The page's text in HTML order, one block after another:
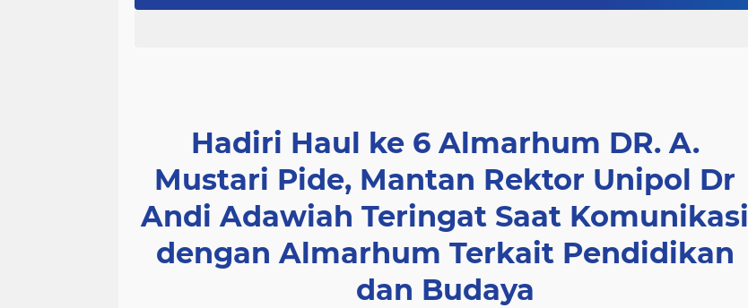
Hadiri Haul ke 6 Almarhum DR. A.
Mustari Pide, Mantan Rektor Unipol Dr
Andi Adawiah Teringat Saat Komunikasi
dengan Almarhum Terkait Pendidikan
dan Budaya